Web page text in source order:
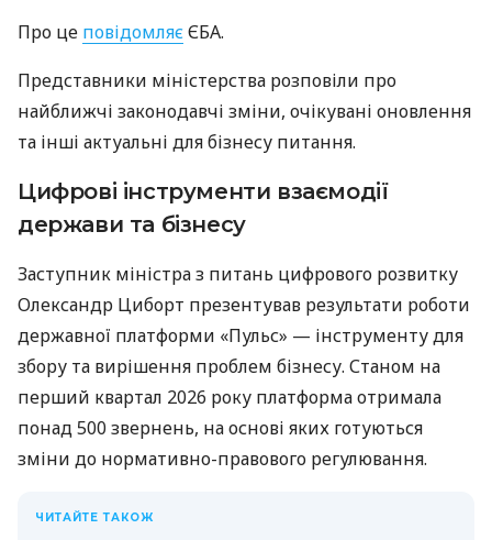
Про це повідомляєЄБА.
Представники міністерства розповіли про
найближчі законодавчі зміни, очікувані оновлення
та інші актуальні для бізнесу питання.
Цифрові інструменти взаємодії
держави та бізнесу
Заступник міністра з питань цифрового розвитку
Олександр Циборт презентував результати роботи
державної платформи «Пульс» — інструменту для
збору та вирішення проблем бізнесу. Станом на
перший квартал 2026 року платформа отримала
понад 500 звернень, на основі яких готуються
зміни до нормативно-правового регулювання.
ЧИТАЙТЕ ТАКОЖ